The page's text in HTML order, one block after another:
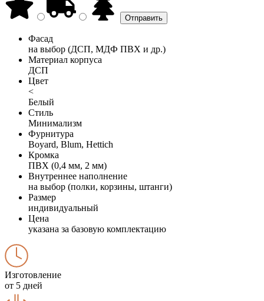
Фасад
на выбор (ДСП, МДФ ПВХ и др.)
Материал корпуса
ДСП
Цвет
<
Белый
Стиль
Минимализм
Фурнитура
Boyard, Blum, Hettich
Кромка
ПВХ (0,4 мм, 2 мм)
Внутреннее наполнение
на выбор (полки, корзины, штанги)
Размер
индивидуальный
Цена
указана за базовую комплектацию
Изготовление
от 5 дней